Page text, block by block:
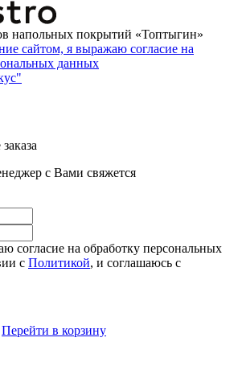
напольных покрытий «Топтыгин»
сайтом, я выражаю согласие на
данных
с Вами свяжется
согласие на обработку персональных
с Политикой, и соглашаюсь с
Перейти в корзину